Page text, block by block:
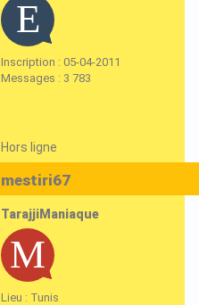
Inscription : 05-04-2011
Messages : 3 783
Hors ligne
mestiri67
TarajjiManiaque
Lieu : Tunis